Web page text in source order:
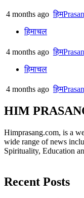
4 months ago
हिमाचल
4 months ago
हिमाचल
4 months ago
HIM
Himprasang.com, is a
wide range of news
Spirituality, Education
Recent Posts